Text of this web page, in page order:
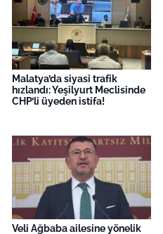
Malatya’da siyasi trafik
hızlandı: Yeşilyurt Meclisinde
CHP’li üyeden istifa!
Veli Ağbaba ailesine yönelik